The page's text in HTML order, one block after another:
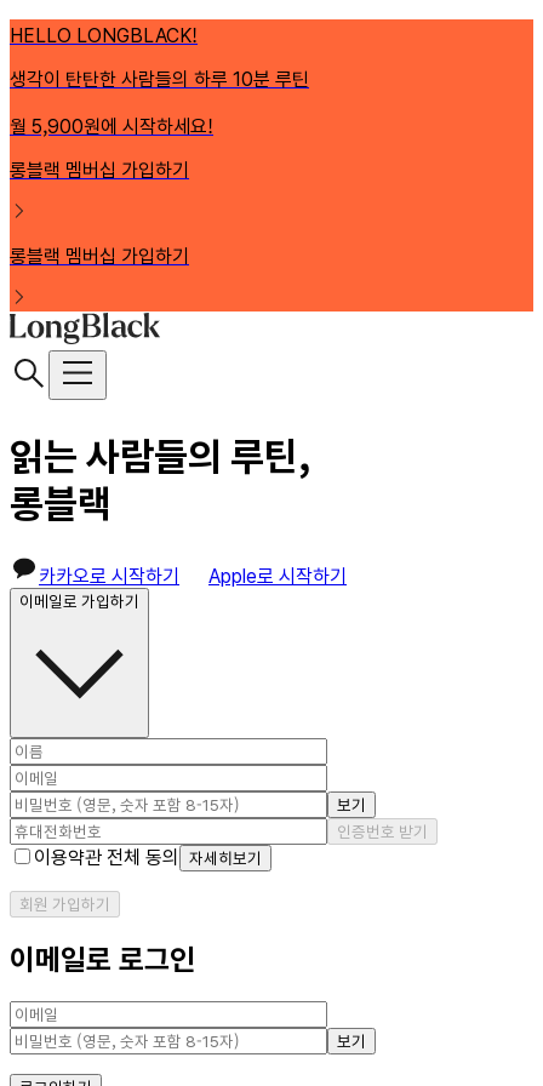
HELLO LONGBLACK!
생각이 탄탄한 사람들의 하루 10분 루틴
월 5,900원에 시작하세요!
롱블랙 멤버십 가입하기
롱블랙 멤버십 가입하기
읽는 사람들의 루틴,
롱블랙
카카오로 시작하기 Apple로 시작하기
이메일로 가입하기
보기
인증번호 받기
이용약관 전체 동의 자세히보기
회원 가입하기
이메일로 로그인
보기